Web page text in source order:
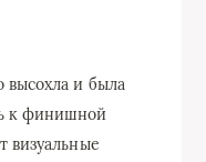
высохла и была
к финишной
визуальные